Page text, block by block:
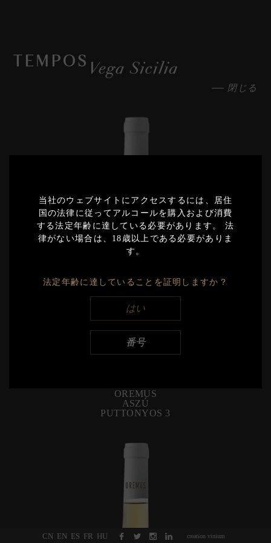
閉じる
OREMUS
ASZÚ
PUTTONYOS 3
CN EN ES FR HU creation vinium
Export
2019
Export
Export
2017
Export
2016
当社のウェブサイトにアクセスするには、居住
国の法律に従ってアルコールを購入および消費
する法定年齢に達している必要があります。 法
律がない場合は、18歳以上である必要がありま
す。
法定年齢に達していることを証明しますか？
はい
番号